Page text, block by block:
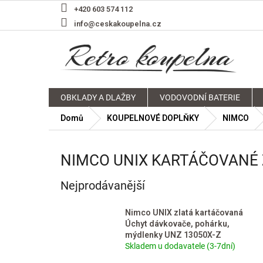
+420 603 574 112
info@ceskakoupelna.cz
OBKLADY A DLAŽBY VODOVODNÍ BATERIE
Domů KOUPELNOVÉ DOPLŇKY NIMCO
NIMCO UNIX
Nejprodávanější
Nimco UNIX zlatá kartáčovaná
Úchyt dávkovače, pohárku,
mýdlenky UNZ 13050X-Z
Skladem u dodavatele (3-7dní)